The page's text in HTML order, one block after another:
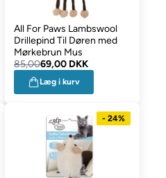
All For Paws Lambswool
Drillepind Til Døren med
Mørkebrun Mus
85,0069,00 DKK
Læg i kurv
- 24%